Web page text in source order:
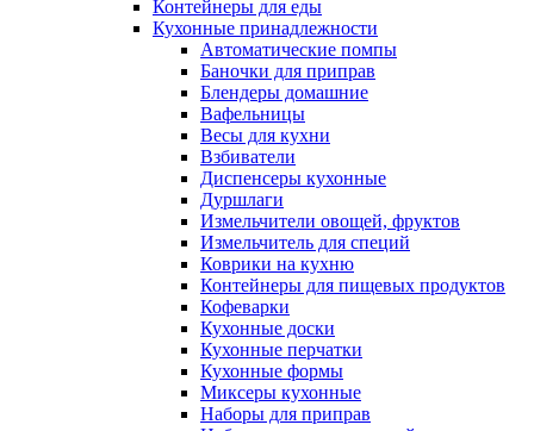
Контейнеры для еды
Кухонные принадлежности
Автоматические помпы
Баночки для приправ
Блендеры домашние
Вафельницы
Весы для кухни
Взбиватели
Диспенсеры кухонные
Дуршлаги
Измельчители овощей, фруктов
Измельчитель для специй
Коврики на кухню
Контейнеры для пищевых продуктов
Кофеварки
Кухонные доски
Кухонные перчатки
Кухонные формы
Миксеры кухонные
Наборы для приправ